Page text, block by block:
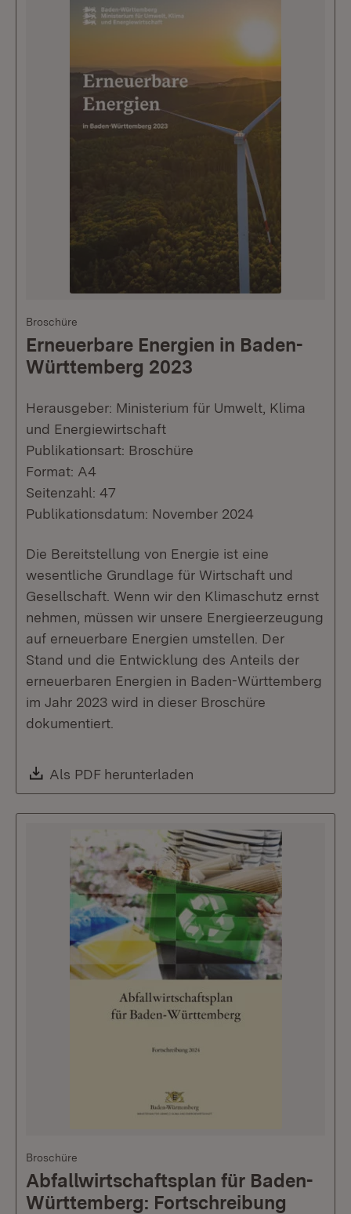
Broschüre
Erneuerbare Energien in Baden-
Württemberg 2023
Herausgeber: Ministerium für Umwelt, Klima
und Energiewirtschaft
Publikationsart: Broschüre
Format: A4
Seitenzahl: 47
Publikationsdatum: November 2024
Die Bereitstellung von Energie ist eine
wesentliche Grundlage für Wirtschaft und
Gesellschaft. Wenn wir den Klimaschutz ernst
nehmen, müssen wir unsere Energieerzeugung
auf erneuerbare Energien umstellen. Der
Stand und die Entwicklung des Anteils der
erneuerbaren Energien in Baden-Württemberg
im Jahr 2023 wird in dieser Broschüre
dokumentiert.
Download:
Als PDF herunterladen
Broschüre
Abfallwirtschaftsplan für Baden-
Württemberg: Fortschreibung